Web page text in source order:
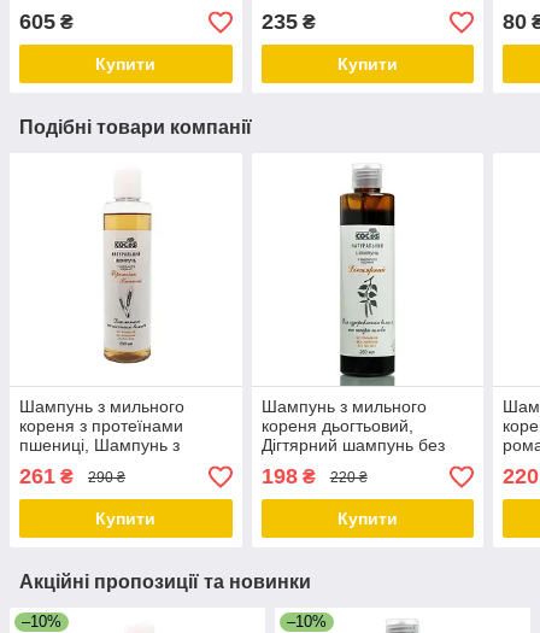
лапок, Крем для обличчя
під очі ТМ Cocos
605 ₴
Купити
волосся, Відновлююча
маска для волосся
235₴
Купити
для
80
Подібні товари компанії
Шампунь з мильного
кореня з протеїнами
пшениці, Шампунь з
250 мл ТМ Cocos
261 ₴ 290 ₴
Купити
Шампунь з мильного
кореня дьогтьовий,
Дігтярний шампунь без
Cocos
198₴ 220 ₴
Купити
ТМ
Акційні пропозиції та новинки
–10% –10%